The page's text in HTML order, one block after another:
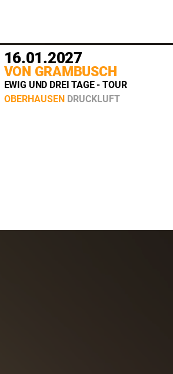
16.01.2027
VON GRAMBUSCH
EWIG UND DREI TAGE - TOUR
OBERHAUSEN DRUCKLUFT